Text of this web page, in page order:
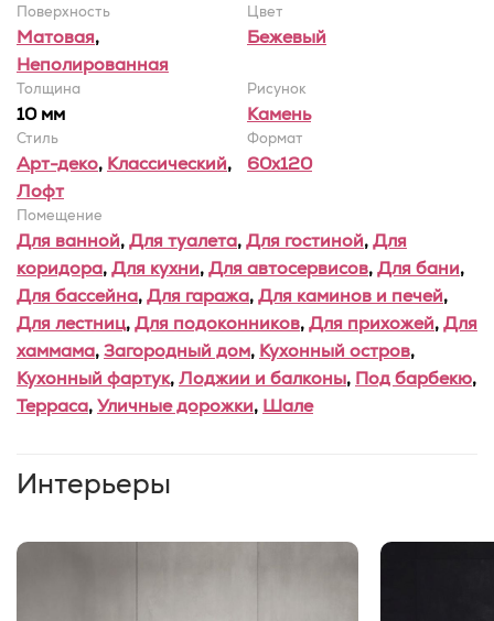
Поверхность
Матовая,
Неполированная
Цвет
Бежевый
Толщина
10 мм
Рисунок
Камень
Стиль
Арт-деко, Классический,
Лофт
Формат
60x120
Помещение
Для ванной,Для туалета,Для гостиной,Для
коридора,Для кухни,Для автосервисов,Для бани,
Для бассейна,Для гаража,Для каминов и печей,
Для лестниц,Для подоконников,Для прихожей,Для
хаммама,Загородный дом, Кухонный остров,
Кухонный фартук,Лоджии и балконы, Под барбекю,
Терраса,Уличные дорожки, Шале
Интерьеры